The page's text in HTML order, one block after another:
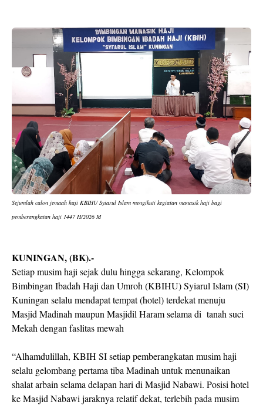
Sejumlah calon jemaah haji KBIHU Syiarul Islam mengikuti kegiatan manasik haji bagi
pemberangkatan haji 1447 H/2026 M
KUNINGAN, (BK).-
Setiap musim haji sejak dulu hingga sekarang, Kelompok
Bimbingan Ibadah Haji dan Umroh (KBIHU) Syiarul Islam (SI)
Kuningan selalu mendapat tempat (hotel) terdekat menuju
Masjid Madinah maupun Masjidil Haram selama di tanah suci
Mekah dengan faslitas mewah
“Alhamdulillah, KBIH SI setiap pemberangkatan musim haji
selalu gelombang pertama tiba Madinah untuk menunaikan
shalat arbain selama delapan hari di Masjid Nabawi. Posisi hotel
ke Masjid Nabawi jaraknya relatif dekat, terlebih pada musim